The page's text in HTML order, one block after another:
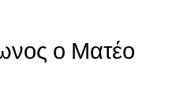
ο Ματέο